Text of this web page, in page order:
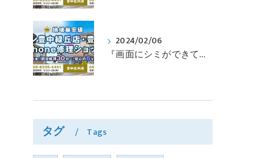
2024/02/06
『画面にシミができてしまったのも直せますか？』豊中市南桜塚より画面修理でご来店♪【iPhone11Pro】
タグ Tags